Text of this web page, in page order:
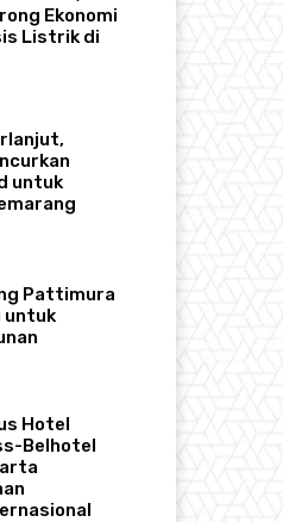
Ekonomi
Listrik di
untuk
Pattimura
untuk
Hotel
Belhotel